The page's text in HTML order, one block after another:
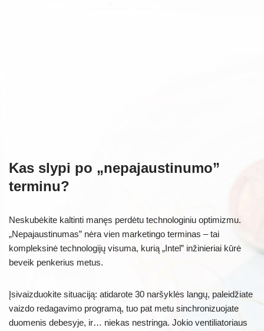
Kas slypi po „nepajaustinumo”
terminu?
Neskubėkite kaltinti manęs perdėtu technologiniu optimizmu.
„Nepajaustinumas” nėra vien marketingo terminas – tai
kompleksinė technologijų visuma, kurią „Intel” inžinieriai kūrė
beveik penkerius metus.
Įsivaizduokite situaciją: atidarote 30 naršyklės langų, paleidžiate
vaizdo redagavimo programą, tuo pat metu sinchronizuojate
duomenis debesyje, ir… niekas nestringa. Jokio ventiliatoriaus